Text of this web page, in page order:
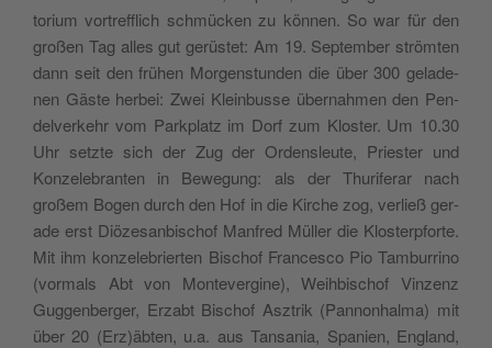
to­ri­um vortr­e­f­flich schmück­en zu kön­nen. So war für den
großen Tag alles gut gerüstet: Am 19. Sep­tem­ber strömten
dann seit den frühen Mor­gen­stun­den die über 300 gelade­
nen Gäste her­bei: Zwei Klein­busse über­nah­men den Pen­
delverkehr vom Park­platz im Dorf zum Kloster. Um 10.30
Uhr set­zte sich der Zug der Ordensleute, Priester und
Konzel­e­bran­ten in Bewe­gung: als der Thu­rifer­ar nach
großem Bogen durch den Hof in die Kirche zog, ver­ließ ger­
ade erst Diöze­san­bischof Man­fred Müller die Klosterp­forte.
Mit ihm konzele­bri­erten Bischof Francesco Pio Tam­bur­ri­no
(vor­mals Abt von Mon­tev­ergine), Wei­h­bischof Vinzenz
Guggen­berg­er, Erz­abt Bischof Asztrik (Pan­non­hal­ma) mit
über 20 (Erz)äbten, u.a. aus Tansa­nia, Spanien, Eng­land,